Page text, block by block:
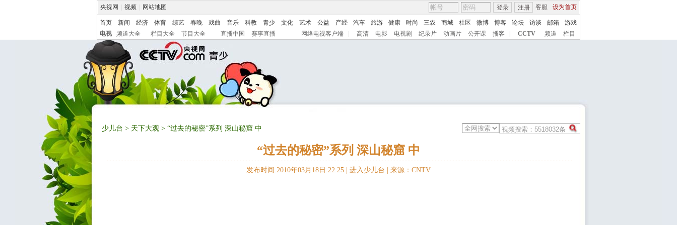
央视网 视频 网站地图 客服 设为首页
登录 注册
首页 新闻 经济 体育 综艺 春晚 戏曲 音乐 科教 青少 文化 艺术 公益 产经 汽车 旅游 健康 时尚 三农 商城 社区 微博 博客 论坛 访谈 邮箱
游戏
电视
频道大全 栏目大全 节目大全 直播中国 赛事直播 网络电视客户端 高清 电影 电视剧 纪录片 动画片 公开课 播客 CCTV 频道 栏目
少儿台 > 天下大观 > “过去的秘密”系列 深山秘窟 中
“过去的秘密”系列 深山秘窟 中
发布时间:2010年03月18日 22:25 | 进入少儿台 来源：CNTV